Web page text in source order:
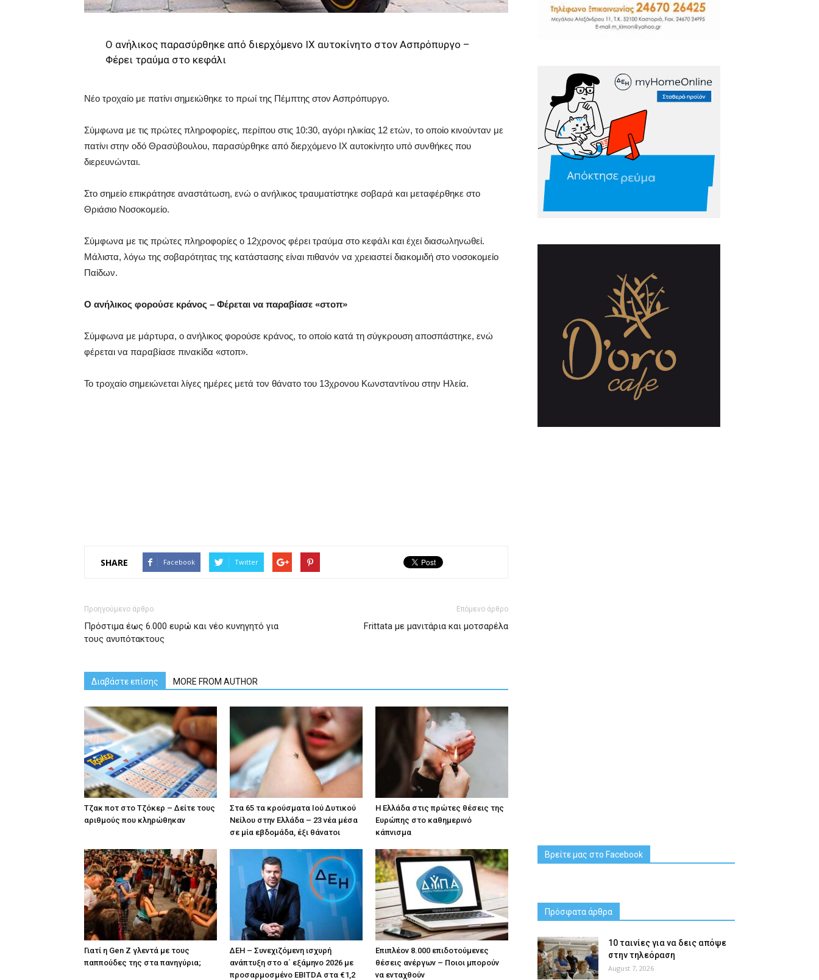
Ο ανήλικος παρασύρθηκε από διερχόμενο ΙΧ αυτοκίνητο στον Ασπρόπυργο –
Φέρει τραύμα στο κεφάλι
Νέο τροχαίο με πατίνι σημειώθηκε το πρωί της Πέμπτης στον Ασπρόπυργο.
Σύμφωνα με τις πρώτες πληροφορίες, περίπου στις 10:30, αγόρι ηλικίας 12 ετών, το οποίο κινούνταν με
πατίνι στην οδό Θρασύβουλου, παρασύρθηκε από διερχόμενο ΙΧ αυτοκίνητο υπό συνθήκες που
διερευνώνται.
Στο σημείο επικράτησε αναστάτωση, ενώ ο ανήλικος τραυματίστηκε σοβαρά και μεταφέρθηκε στο
Θριάσιο Νοσοκομείο.
Σύμφωνα με τις πρώτες πληροφορίες ο 12χρονος φέρει τραύμα στο κεφάλι και έχει διασωληνωθεί.
Μάλιστα, λόγω της σοβαρότητας της κατάστασης είναι πιθανόν να χρειαστεί διακομιδή στο νοσοκομείο
Παίδων.
Ο ανήλικος φορούσε κράνος – Φέρεται να παραβίασε «στοπ»
Σύμφωνα με μάρτυρα, ο ανήλικος φορούσε κράνος, το οποίο κατά τη σύγκρουση αποσπάστηκε, ενώ
φέρεται να παραβίασε πινακίδα «στοπ».
Το τροχαίο σημειώνεται λίγες ημέρες μετά τον θάνατο του 13χρονου Κωνσταντίνου στην Ηλεία.
SHARE Facebook Twitter
Προηγούμενο άρθρο
Πρόστιμα έως 6.000 ευρώ και νέο κυνηγητό για
τους ανυπότακτους
Επόμενο άρθρο
Frittata με μανιτάρια και μοτσαρέλα
Διαβάστε επίσης MORE FROM AUTHOR
Tζακ ποτ στο Τζόκερ – Δείτε τους
αριθμούς που κληρώθηκαν
Στα 65 τα κρούσματα Ιού Δυτικού
Νείλου στην Ελλάδα – 23 νέα μέσα
σε μία εβδομάδα, έξι θάνατοι
Η Ελλάδα στις πρώτες θέσεις της
Ευρώπης στο καθημερινό
κάπνισμα
Γιατί η Gen Z γλεντά με τους
παππούδες της στα πανηγύρια;
ΔΕΗ – Συνεχιζόμενη ισχυρή
ανάπτυξη στο α΄ εξάμηνο 2026 με
προσαρμοσμένο EBITDA στα €1,2
Επιπλέον 8.000 επιδοτούμενες
θέσεις ανέργων – Ποιοι μπορούν
να ενταχθούν
Βρείτε μας στο Facebook
Πρόσφατα άρθρα
10 ταινίες για να δεις απόψε
στην τηλεόραση
August 7, 2026